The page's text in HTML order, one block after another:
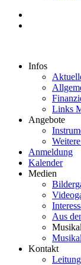
Infos
Links
Angebote
Anmeldung
Kalender
Medien
Aus
Kontakt
Leitung